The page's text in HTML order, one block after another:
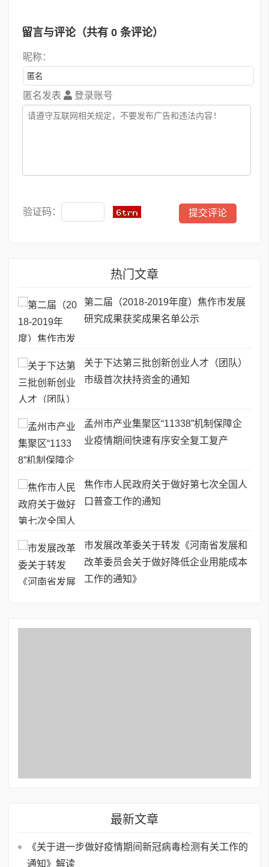
留言与评论（共有 0 条评论）
昵称：
匿名发表 登录账号
验证码：
热门文章
第二届（2018-2019年度）焦作市发展
研究成果获奖成果名单公示
关于下达第三批创新创业人才（团队）
市级首次扶持资金的通知
孟州市产业集聚区“11338”机制保障企
业疫情期间快速有序安全复工复产
焦作市人民政府关于做好第七次全国人
口普查工作的通知
市发展改革委关于转发《河南省发展和
改革委员会关于做好降低企业用能成本
工作的通知》
最新文章
《关于进一步做好疫情期间新冠病毒检测有关工作的
通知》解读